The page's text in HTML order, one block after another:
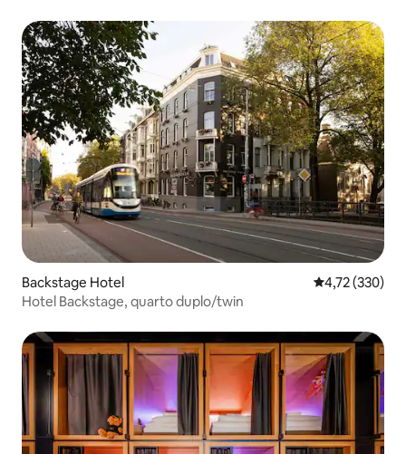
Backstage Hotel 4,72 de uma
4,72 (330)
Hotel Backstage, quarto duplo/twin